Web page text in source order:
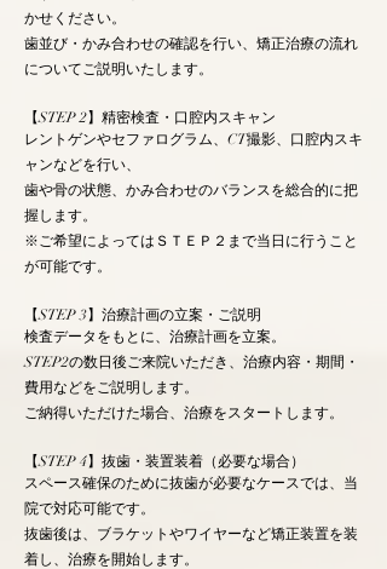
かせください。
歯並び・かみ合わせの確認を行い、矯正治療の流れ
についてご説明いたします。
【STEP 2】精密検査・口腔内スキャン
レントゲンやセファログラム、CT撮影、口腔内スキ
ャンなどを行い、
歯や骨の状態、かみ合わせのバランスを総合的に把
握します。
※ご希望によってはＳＴＥＰ２まで当日に行うこと
が可能です。
【STEP 3】治療計画の立案・ご説明
検査データをもとに、治療計画を立案。
STEP2の数日後ご来院いただき、治療内容・期間・
費用などをご説明します。
ご納得いただけた場合、治療をスタートします。
【STEP 4】抜歯・装置装着（必要な場合）
スペース確保のために抜歯が必要なケースでは、当
院で対応可能です。
抜歯後は、ブラケットやワイヤーなど矯正装置を装
着し、治療を開始します。